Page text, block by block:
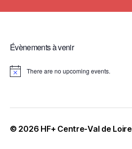
Évènements à venir
There are no upcoming events.
© 2026 HF+ Centre-Val de Loire